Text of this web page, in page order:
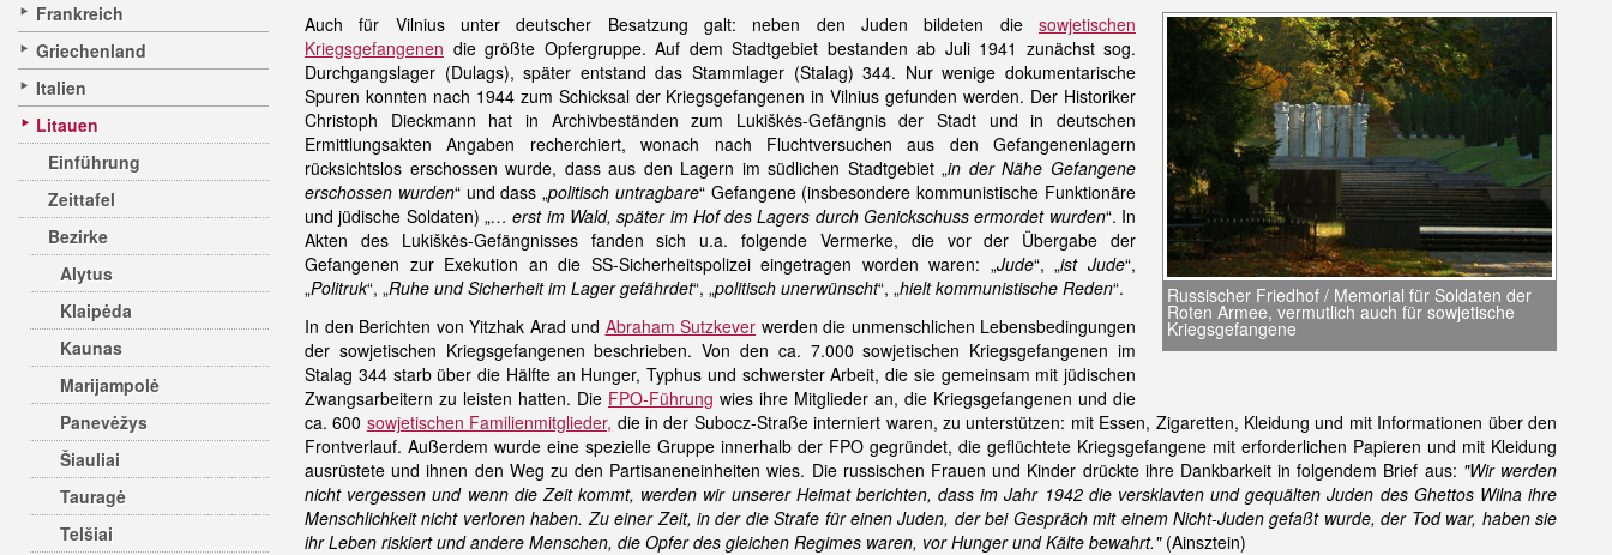
Frankreich
Griechenland
Italien
Litauen
Einführung
Zeittafel
Bezirke
Alytus
Klaipėda
Kaunas
Marijampolė
Panevėžys
Šiauliai
Tauragė
Telšiai
Russischer Friedhof / Memorial für Soldaten der
Roten Armee, vermutlich auch für sowjetische
Kriegsgefangene
Auch für Vilnius unter deutscher Besatzung galt: neben den Juden bildeten die sowjetischen
Kriegsgefangenen die größte Opfergruppe. Auf dem Stadtgebiet bestanden ab Juli 1941 zunächst sog.
Durchgangslager (Dulags), später entstand das Stammlager (Stalag) 344. Nur wenige dokumentarische
Spuren konnten nach 1944 zum Schicksal der Kriegsgefangenen in Vilnius gefunden werden. Der Historiker
Christoph Dieckmann hat in Archivbeständen zum Lukiškės-Gefängnis der Stadt und in deutschen
Ermittlungsakten Angaben recherchiert, wonach nach Fluchtversuchen aus den Gefangenenlagern
rücksichtslos erschossen wurde, dass aus den Lagern im südlichen Stadtgebiet „in der Nähe Gefangene
erschossen wurden“ und dass „politisch untragbare“ Gefangene (insbesondere kommunistische Funktionäre
und jüdische Soldaten) „… erst im Wald, später im Hof des Lagers durch Genickschuss ermordet wurden“. In
Akten des Lukiškės-Gefängnisses fanden sich u.a. folgende Vermerke, die vor der Übergabe der
Gefangenen zur Exekution an die SS-Sicherheitspolizei eingetragen worden waren: „Jude“, „ist Jude“,
„Politruk“, „Ruhe und Sicherheit im Lager gefährdet“, „politisch unerwünscht“, „hielt kommunistische Reden“.
In den Berichten von Yitzhak Arad und Abraham Sutzkever werden die unmenschlichen Lebensbedingungen
der sowjetischen Kriegsgefangenen beschrieben. Von den ca. 7.000 sowjetischen Kriegsgefangenen im
Stalag 344 starb über die Hälfte an Hunger, Typhus und schwerster Arbeit, die sie gemeinsam mit jüdischen
Zwangsarbeitern zu leisten hatten. Die FPO-Führung wies ihre Mitglieder an, die Kriegsgefangenen und die
ca. 600 sowjetischen Familienmitglieder, die in der Subocz-Straße interniert waren, zu unterstützen: mit Essen, Zigaretten, Kleidung und mit Informationen über den
Frontverlauf. Außerdem wurde eine spezielle Gruppe innerhalb der FPO gegründet, die geflüchtete Kriegsgefangene mit erforderlichen Papieren und mit Kleidung
ausrüstete und ihnen den Weg zu den Partisaneneinheiten wies. Die russischen Frauen und Kinder drückte ihre Dankbarkeit in folgendem Brief aus: "Wir werden
nicht vergessen und wenn die Zeit kommt, werden wir unserer Heimat berichten, dass im Jahr 1942 die versklavten und gequälten Juden des Ghettos Wilna ihre
Menschlichkeit nicht verloren haben. Zu einer Zeit, in der die Strafe für einen Juden, der bei Gespräch mit einem Nicht-Juden gefaßt wurde, der Tod war, haben sie
ihr Leben riskiert und andere Menschen, die Opfer des gleichen Regimes waren, vor Hunger und Kälte bewahrt." (Ainsztein)